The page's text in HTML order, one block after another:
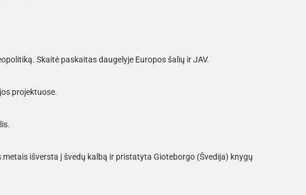
Skaitė paskaitas daugelyje Europos šalių ir JAV.
projektuose.
išversta į švedų kalbą ir pristatyta Gioteborgo (Švedija) knygų